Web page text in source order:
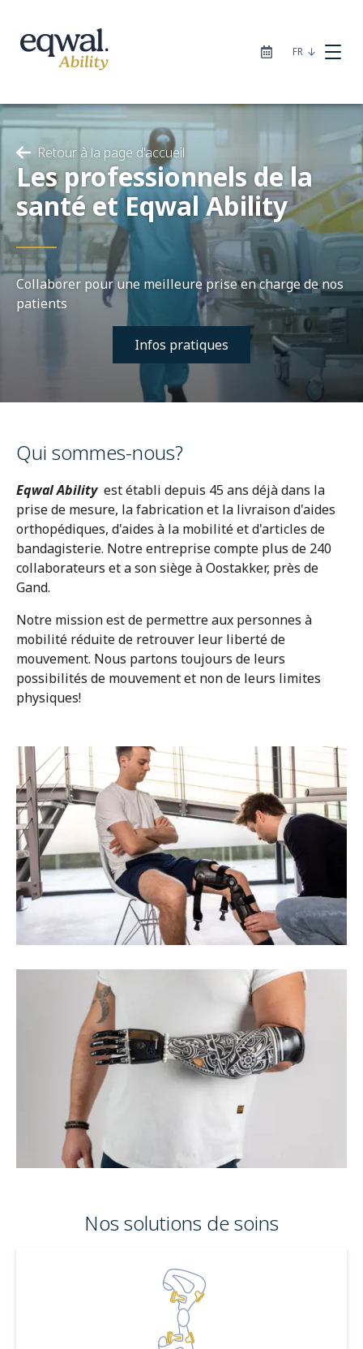
FR
Nos solutions de soins
Catalogue
Sites
Infothèque
Contact
Retour à la page d'accueil
Les professionnels de la
santé et Eqwal Ability
Collaborer pour une meilleure prise en charge de nos
patients
Infos pratiques
Qui sommes-nous?
Eqwal Abilityest établi depuis 45 ans déjà dans la
prise de mesure, la fabrication et la livraison d'aides
orthopédiques, d'aides à la mobilité et d'articles de
bandagisterie. Notre entreprise compte plus de 240
collaborateurs et a son siège à Oostakker, près de
Gand.
Notre mission est de permettre aux personnes à
mobilité réduite de retrouver leur liberté de
mouvement. Nous partons toujours de leurs
possibilités de mouvement et non de leurs limites
physiques!
Nos solutions de soins